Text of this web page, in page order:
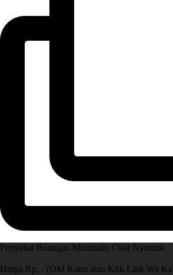
Penyekat Ruangan Minimalis Obat Nyamuk
Harga Rp. - (DM Kami atau Klik Link Wa